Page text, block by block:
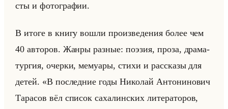
сты и фо­то­гра­фии.
В итоге в книгу вошли про­из­ве­де­ния более чем
40 ав­то­ров. Жанры раз­ные: по­эзия, проза, дра­ма­
тур­гия, очер­ки, ме­му­ары, стихи и рас­ска­зы для
детей. «В последние годы Николай Антонинович
Тарасов вёл список сахалинских литераторов,